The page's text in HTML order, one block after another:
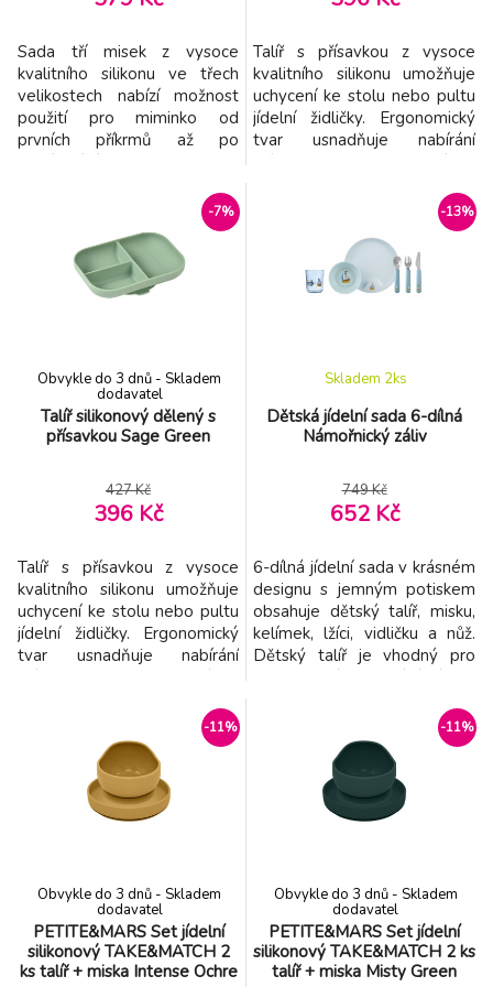
Sada tří misek z vysoce
kvalitního silikonu ve třech
velikostech nabízí možnost
použití pro miminko od
prvních příkrmů až po
věku. Vysoké okraje a
zaoblený tvar usnadňují
nabírání příkrmu. Misky se
snadno skladují složením do
sebe. Silikonový měkký
Talíř s přísavkou z vysoce
kvalitního silikonu umožňuje
uchycení ke stolu nebo pultu
jídelní židličky. Ergonomický
tvar usnadňuje nabírání
servírování jednotlivých
součástí dětského pokrmu.
Silikonový měkký materiál je
bezpečný a příjemný při
používání. Je odolný vysokým
-7%
Talíř silikonový dělený s
přísavkou Sage Green
Obvykle do 3 dnů - Skladem
dodavatel
427 Kč
396 Kč
Talíř s přísavkou z vysoce
kvalitního silikonu umožňuje
uchycení ke stolu nebo pultu
jídelní židličky. Ergonomický
tvar usnadňuje nabírání
servírování jednotlivých
součástí dětského pokrmu.
Silikonový měkký materiál je
bezpečný a příjemný při
používání. Je odolný vysokým
-13%
Dětská jídelní sada 6-dílná
Námořnický záliv
Skladem 2ks
749 Kč
652 Kč
6-dílná jídelní sada v krásném
designu s jemným potiskem
obsahuje dětský talíř, misku,
kelímek, lžíci, vidličku a nůž.
Dětský talíř je vhodný pro
snadno přenáší. Miska je
ideální pro servírování
dětským zeleninových či
ovocných příkrmů, polévek,
kaší, ovoce apod. Talíř i miska
-11%
PETITE&MARS Set jídelní
silikonový TAKE&MATCH 2
ks talíř + miska Intense Ochre
Obvykle do 3 dnů - Skladem
dodavatel
-11%
PETITE&MARS Set jídelní
silikonový TAKE&MATCH 2 ks
talíř + miska Misty Green
Obvykle do 3 dnů - Skladem
dodavatel